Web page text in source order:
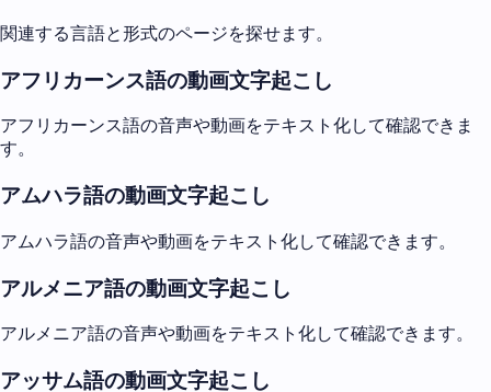
関連する言語と形式のページを探せます。
アフリカーンス語の動画文字起こし
アフリカーンス語の音声や動画をテキスト化して確認できま
す。
アムハラ語の動画文字起こし
アムハラ語の音声や動画をテキスト化して確認できます。
アルメニア語の動画文字起こし
アルメニア語の音声や動画をテキスト化して確認できます。
アッサム語の動画文字起こし